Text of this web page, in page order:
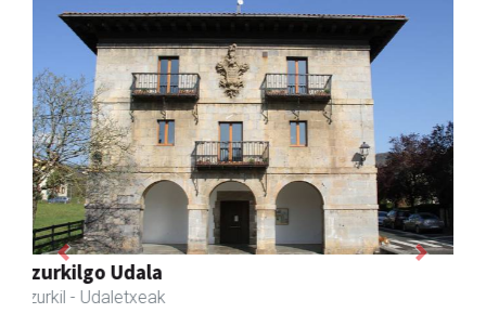
Previous Next